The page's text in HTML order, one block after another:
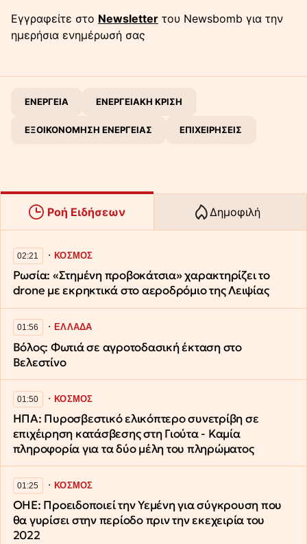
Εγγραφείτε στο Newsletter του Newsbomb για την
ημερήσια ενημέρωσή σας
ΕΝΕΡΓΕΙΑ ΕΝΕΡΓΕΙΑΚΗ ΚΡΙΣΗ
ΕΞΟΙΚΟΝΟΜΗΣΗ ΕΝΕΡΓΕΙΑΣ ΕΠΙΧΕΙΡΗΣΕΙΣ
Ροή Ειδήσεων Δημοφιλή
02:21 ∙ΚΟΣΜΟΣ
Ρωσία: «Στημένη προβοκάτσια» χαρακτηρίζει το
drone με εκρηκτικά στο αεροδρόμιο της Λειψίας
01:56 ∙ΕΛΛΑΔΑ
Βόλος: Φωτιά σε αγροτοδασική έκταση στο
Βελεστίνο
01:50 ∙ΚΟΣΜΟΣ
ΗΠΑ: Πυροσβεστικό ελικόπτερο συνετρίβη σε
επιχέιρηση κατάσβεσης στη Γιούτα - Καμία
πληροφορία για τα δύο μέλη του πληρώματος
01:25 ∙ΚΟΣΜΟΣ
ΟΗΕ: Προειδοποιεί την Υεμένη για σύγκρουση που
θα γυρίσει στην περίοδο πριν την εκεχειρία του
2022